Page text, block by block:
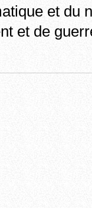
et du
et de